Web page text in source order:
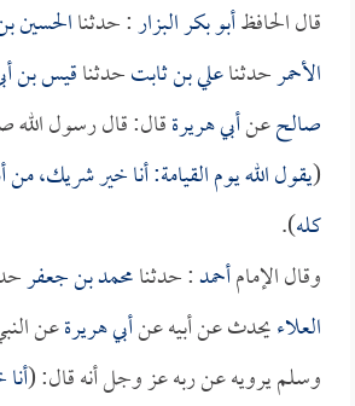
قال الحافظأبو بكر البزار: حدثناالحسين
الأحمرحدثناعلي بن ثابتحدثناقيس بن
صالحعنأبي هريرةقال: قال رسول الله
(يقول الله يوم القيامة: أنا خير شريك،
كله).
وقال الإمامأحمد: حدثنامحمد بن جعفر
العلاءيحدث عن أبيه عنأبي هريرةعن
وسلم يرويه عن ربه عز وجل أنه قال: (